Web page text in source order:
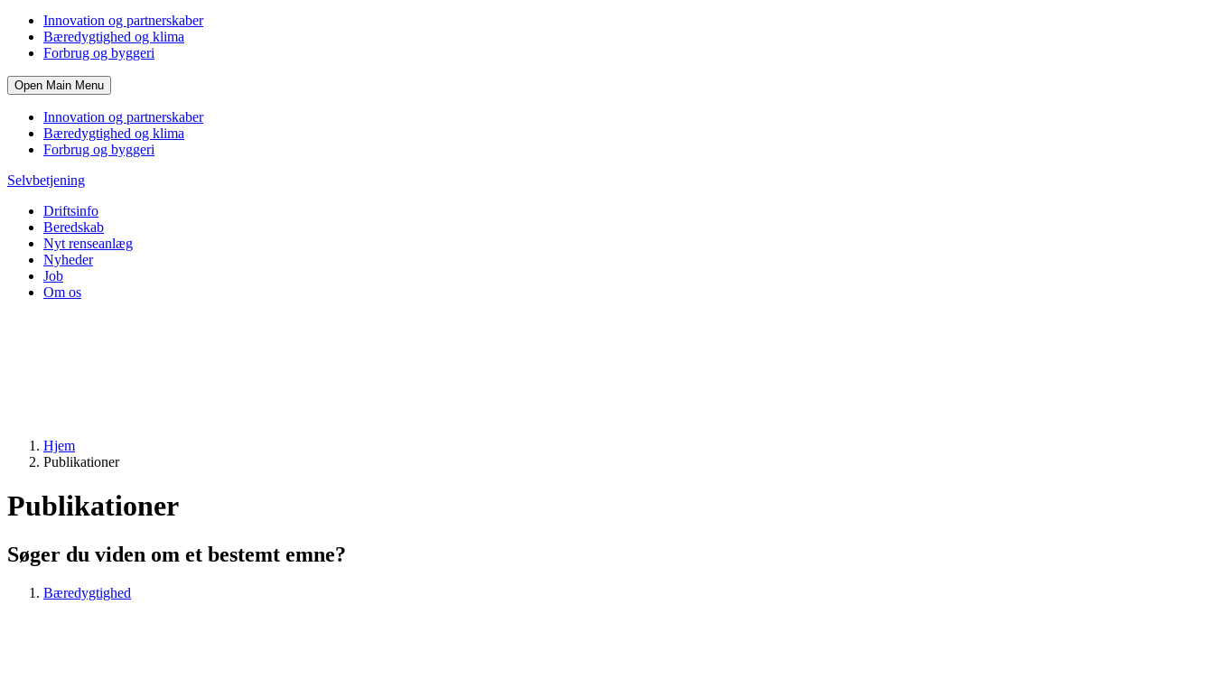
Innovation og partnerskaber
Bæredygtighed og klima
Forbrug og byggeri
Open Main Menu
Innovation og partnerskaber
Bæredygtighed og klima
Forbrug og byggeri
Selvbetjening
Driftsinfo
Beredskab
Nyt renseanlæg
Nyheder
Job
Om os
Hjem
Publikationer
Publikationer
Søger du viden om et bestemt emne?
Bæredygtighed